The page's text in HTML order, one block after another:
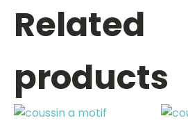
Related
products